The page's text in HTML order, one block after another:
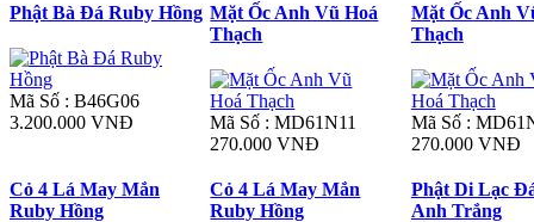
Phật Bà Đá Ruby Hồng
Mã Số : B46G06
3.200.000 VNĐ
Mặt Ốc Anh Vũ Hoá
Thạch
Mã Số : MD61N11
270.000 VNĐ
Mặt Ốc Anh
Thạch
Mã Số :
270.000 VNĐ
Cỏ 4 Lá May Mắn
Ruby Hồng
Cỏ 4 Lá May Mắn
Ruby Hồng
Phật Di Lạc
Anh Trắng